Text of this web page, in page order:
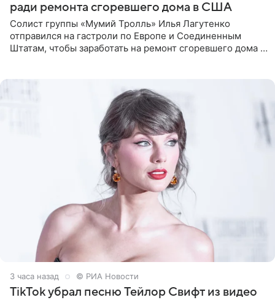
ради ремонта сгоревшего дома в США
Солист группы «Мумий Тролль» Илья Лагутенко
отправился на гастроли по Европе и Соединенным
Штатам, чтобы заработать на ремонт сгоревшего дома в
3 часа назад © РИА Новости
TikTok убрал песню Тейлор Свифт из видео